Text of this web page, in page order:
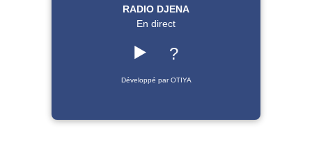
RADIO DJENA
En direct
▶️ ?
Développé par OTIYA